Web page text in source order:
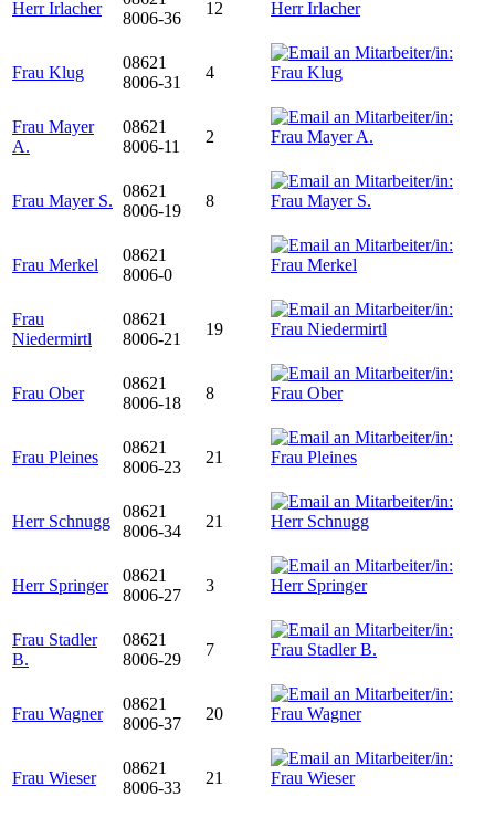
Herr Irlacher
8006-36
12
Frau Klug
08621
8006-31
4
Frau Mayer
A.
08621
8006-11
2
Frau Mayer S.
08621
8006-19
8
Frau Merkel
08621
8006-0
Frau
Niedermirtl
08621
8006-21
19
Frau Ober
08621
8006-18
8
Frau Pleines
08621
8006-23
21
Herr Schnugg
08621
8006-34
21
Herr Springer
08621
8006-27
3
Frau Stadler
B.
08621
8006-29
7
Frau Wagner
08621
8006-37
20
Frau Wieser
08621
8006-33
21